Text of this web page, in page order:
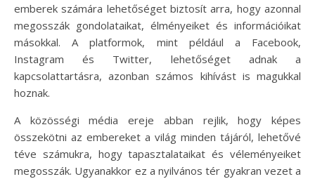
emberek számára lehetőséget biztosít arra, hogy azonnal
megosszák gondolataikat, élményeiket és információikat
másokkal. A platformok, mint például a Facebook,
Instagram és Twitter, lehetőséget adnak a
kapcsolattartásra, azonban számos kihívást is magukkal
hoznak.
A közösségi média ereje abban rejlik, hogy képes
összekötni az embereket a világ minden tájáról, lehetővé
téve számukra, hogy tapasztalataikat és véleményeiket
megosszák. Ugyanakkor ez a nyilvános tér gyakran vezet a